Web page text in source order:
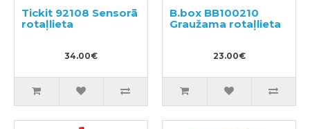
Tickit 92108 Sensorā
rotaļlieta
34.00€
B.box BB100210
Graužama rotaļlieta
23.00€